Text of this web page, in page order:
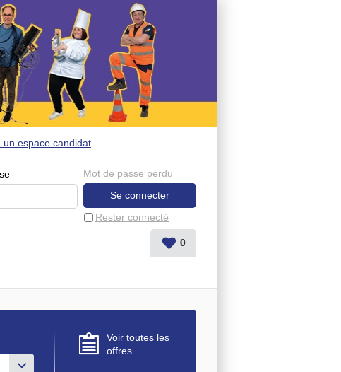
Rester connecté
Mot de passe perdu
un espace candidat
0
ou des valeurs
Voir toutes les
offres